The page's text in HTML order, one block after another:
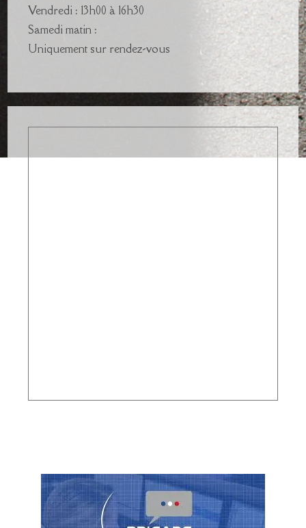
Vendredi : 13h00 à 16h30
Samedi matin :
Uniquement sur rendez-vous